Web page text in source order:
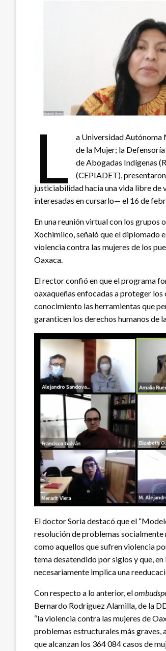
L
a Universidad Autónoma
de la Mujer; la
de Abogadas Indígenas
(CEPIADET),
justiciabilidad hacia una vida libre de
interesadas en cursarlo— el 16 de
En una reunión virtual con los
Xochimilco, señaló que el diplomado
violencia contra las mujeres de los
Oaxaca.
El rector confió en que el programa
oaxaqueñas enfocadas a proteger
conocimiento las herramientas que
garanticen los derechos humanos de
El doctor Soria destacó que el
resolución de problemas socialmente
como aquellos que sufren violencia
tema desatendido por siglos y que,
necesariamente implica una
Con respecto a lo anterior, el
Bernardo Rodríguez Alamilla, de la
“la violencia contra las mujeres de
problemas estructurales más graves,
que alcanzan los 364 084 casos de